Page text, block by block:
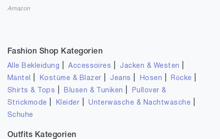
Amazon
Fashion Shop Kategorien
Alle Bekleidung |Accessoires Jacken & Westen
Mäntel Kostüme & Blazer Jeans Hosen Röcke
Shirts & Tops Blusen & Tuniken
Pullover &
Strickmode
Kleider |Unterwäsche & Nachtwäsche
Schuhe
Outfits Kategorien